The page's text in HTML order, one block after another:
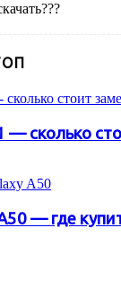
— сколько
— где